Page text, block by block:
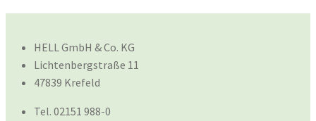
HELL GmbH & Co. KG
Lichtenbergstraße 11
47839 Krefeld
Tel. 02151 988-0